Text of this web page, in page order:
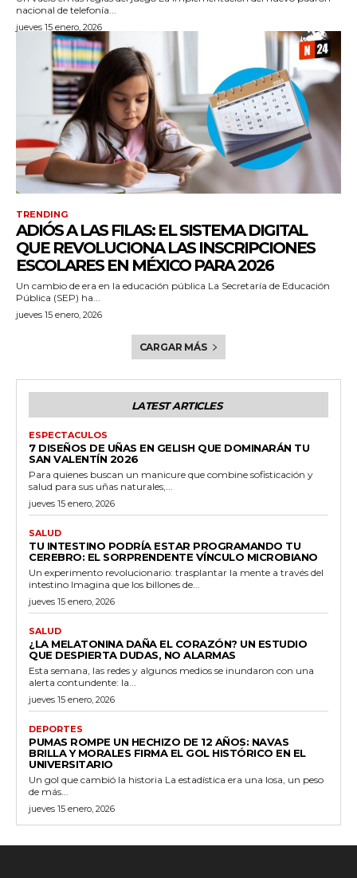
nacional de telefonía...
jueves 15 enero, 2026
TRENDING
ADIÓS A LAS FILAS: EL SISTEMA DIGITAL
QUE REVOLUCIONA LAS INSCRIPCIONES
ESCOLARES EN MÉXICO PARA 2026
Un cambio de era en la educación pública La Secretaría de Educación
Pública (SEP) ha...
jueves 15 enero, 2026
CARGAR MÁS
LATEST ARTICLES
ESPECTACULOS
7 DISEÑOS DE UÑAS EN GELISH QUE DOMINARÁN TU
SAN VALENTÍN 2026
Para quienes buscan un manicure que combine sofisticación y
salud para sus uñas naturales,...
jueves 15 enero, 2026
SALUD
TU INTESTINO PODRÍA ESTAR PROGRAMANDO TU
CEREBRO: EL SORPRENDENTE VÍNCULO MICROBIANO
Un experimento revolucionario: trasplantar la mente a través del
intestino Imagina que los billones de...
jueves 15 enero, 2026
SALUD
¿LA MELATONINA DAÑA EL CORAZÓN? UN ESTUDIO
QUE DESPIERTA DUDAS, NO ALARMAS
Esta semana, las redes y algunos medios se inundaron con una
alerta contundente: la...
jueves 15 enero, 2026
DEPORTES
PUMAS ROMPE UN HECHIZO DE 12 AÑOS: NAVAS
BRILLA Y MORALES FIRMA EL GOL HISTÓRICO EN EL
UNIVERSITARIO
Un gol que cambió la historia La estadística era una losa, un peso
de más...
jueves 15 enero, 2026